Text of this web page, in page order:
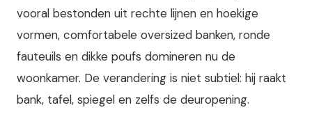
vooral bestonden uit rechte lijnen en hoekige
vormen, comfortabele oversized banken, ronde
fauteuils en dikke poufs domineren nu de
woonkamer. De verandering is niet subtiel: hij raakt
bank, tafel, spiegel en zelfs de deuropening.